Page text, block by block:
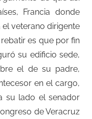
Francia donde
veterano dirigente
es que por fin
su edificio sede,
el de su padre,
en el cargo,
su lado el senador
de Veracruz